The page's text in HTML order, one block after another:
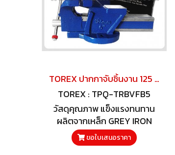
TOREX ปากกาจับชิ้นงาน 125 มม. (5")
TOREX : TPQ-TRBVFB5
วัสดุคุณภาพ แข็งแรงทนทาน
ผลิตจากเหล็ก GREY IRON
ขอใบเสนอราคา